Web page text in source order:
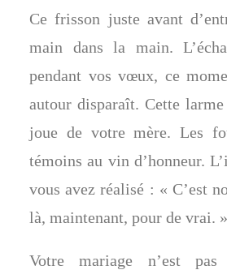
Ce frisson juste avant
main dans la main.
pendant vos vœux, ce
autour disparaît. Cette
joue de votre mère. Les
témoins au vin d’honneur.
vous avez réalisé : « C’est
là, maintenant, pour de vrai. »
Votre mariage n’est pas